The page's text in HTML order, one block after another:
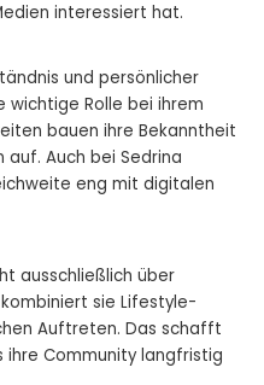
interessiert hat.
und persönlicher
wichtige Rolle bei ihrem
bauen ihre Bekanntheit
Auch bei Sedrina
eng mit digitalen
ausschließlich über
sie Lifestyle-
Auftreten. Das schafft
Community langfristig